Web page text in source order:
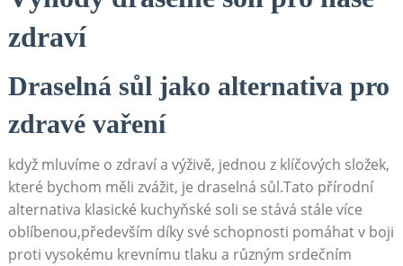
zdraví
Draselná sůl jako alternativa pro
zdravé vaření
když mluvíme o zdraví a výživě, jednou z klíčových složek,
které bychom měli zvážit, je draselná sůl.Tato přírodní
alternativa klasické kuchyňské soli se stává stále více
oblíbenou,především díky své schopnosti pomáhat v boji
proti vysokému krevnímu tlaku a různým srdečním